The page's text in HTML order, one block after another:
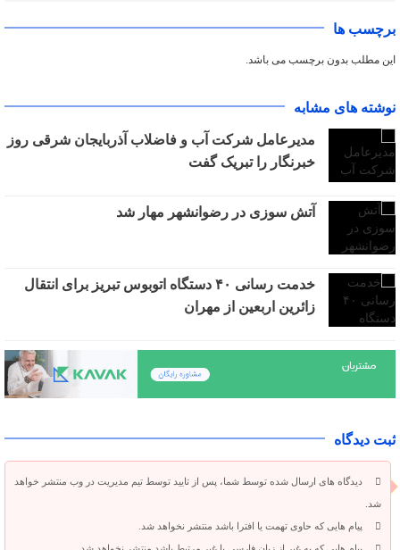
برچسب ها
این مطلب بدون برچسب می باشد.
نوشته های مشابه
مدیرعامل شرکت آب و فاضلاب آذربایجان شرقی روز
خبرنگار را تبریک گفت
آتش سوزی در رضوانشهر مهار شد
خدمت رسانی ۴۰ دستگاه اتوبوس تبریز برای انتقال
زائرین اربعین از مهران
ثبت دیدگاه
دیدگاه های ارسال شده توسط شما، پس از تایید توسط تیم مدیریت در وب منتشر خواهد
شد.
پیام هایی که حاوی تهمت یا افترا باشد منتشر نخواهد شد.